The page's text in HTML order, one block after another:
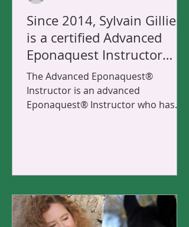
Since 2014, Sylvain Gillier
is a certified Advanced
Eponaquest Instructor
POH and Master Herder.
The Advanced Eponaquest®
Instructor is an advanced
Eponaquest® Instructor who has